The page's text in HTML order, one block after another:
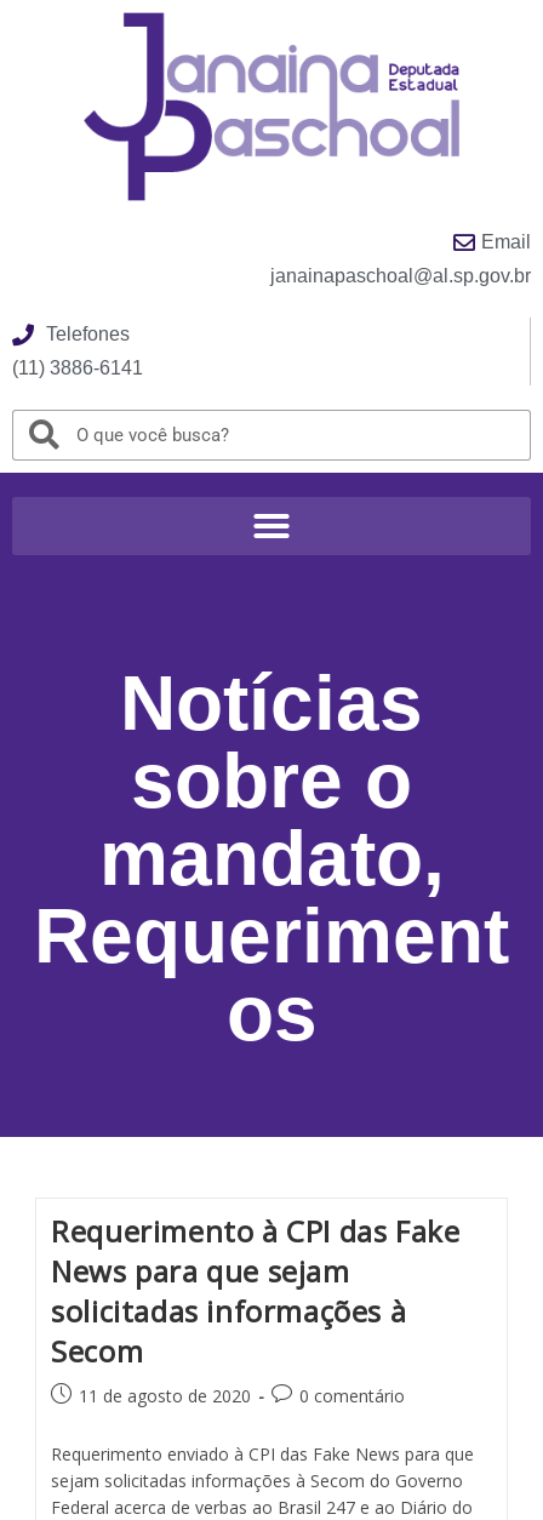
Email
janainapaschoal@al.sp.gov.br
Telefones
(11) 3886-6141
Notícias
sobre o
mandato,
Requeriment
os
Requerimento à CPI das Fake
News para que sejam
solicitadas informações à
Secom
11 de agosto de 2020 0 comentário
Requerimento enviado à CPI das Fake News para que
sejam solicitadas informações à Secom do Governo
Federal acerca de verbas ao Brasil 247 e ao Diário do